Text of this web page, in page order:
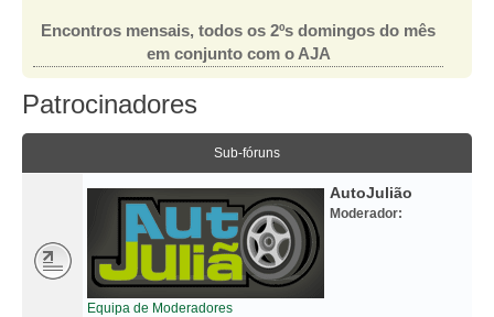
Encontros mensais, todos os 2ºs domingos do mês
em conjunto com o AJA
Patrocinadores
Sub-fóruns
AutoJulião
Moderador:
Equipa de Moderadores